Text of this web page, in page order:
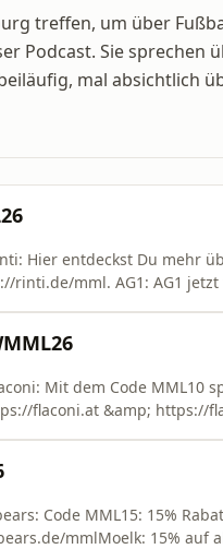
treffen, um über
Podcast. Sie sprechen
mal absichtlich
Hier entdeckst Du mehr
rinti.de/mml⁠. AG1: AG1
Details zu
Mit dem Code MML10
flaconi.at &amp; https://
Mitta
Code MML15: 15%
mmlMoelk: 15% auf